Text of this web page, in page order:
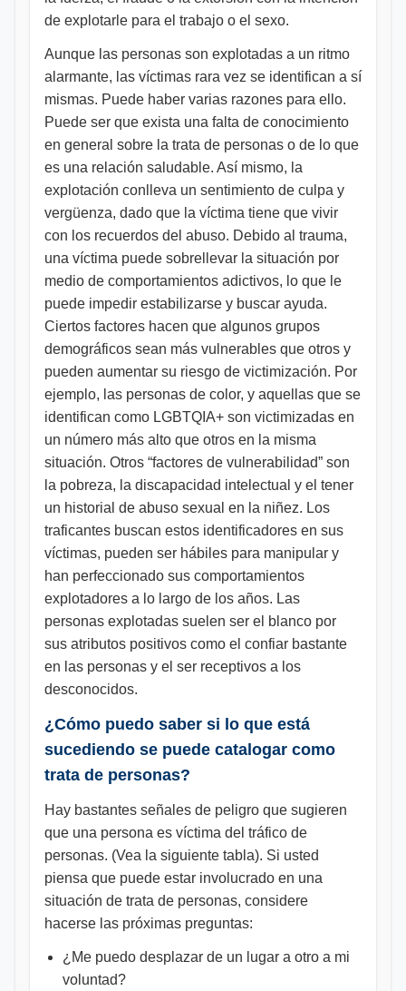
de explotarle para el trabajo o el sexo.
Aunque las personas son explotadas a un ritmo
alarmante, las víctimas rara vez se identifican a sí
mismas. Puede haber varias razones para ello.
Puede ser que exista una falta de conocimiento
en general sobre la trata de personas o de lo que
es una relación saludable. Así mismo, la
explotación conlleva un sentimiento de culpa y
vergüenza, dado que la víctima tiene que vivir
con los recuerdos del abuso. Debido al trauma,
una víctima puede sobrellevar la situación por
medio de comportamientos adictivos, lo que le
puede impedir estabilizarse y buscar ayuda.
Ciertos factores hacen que algunos grupos
demográficos sean más vulnerables que otros y
pueden aumentar su riesgo de victimización. Por
ejemplo, las personas de color, y aquellas que se
identifican como LGBTQIA+ son victimizadas en
un número más alto que otros en la misma
situación. Otros “factores de vulnerabilidad” son
la pobreza, la discapacidad intelectual y el tener
un historial de abuso sexual en la niñez. Los
traficantes buscan estos identificadores en sus
víctimas, pueden ser hábiles para manipular y
han perfeccionado sus comportamientos
explotadores a lo largo de los años. Las
personas explotadas suelen ser el blanco por
sus atributos positivos como el confiar bastante
en las personas y el ser receptivos a los
desconocidos.
¿Cómo puedo saber si lo que está
sucediendo se puede catalogar como
trata de personas?
Hay bastantes señales de peligro que sugieren
que una persona es víctima del tráfico de
personas. (Vea la siguiente tabla). Si usted
piensa que puede estar involucrado en una
situación de trata de personas, considere
hacerse las próximas preguntas:
¿Me puedo desplazar de un lugar a otro a mi
voluntad?